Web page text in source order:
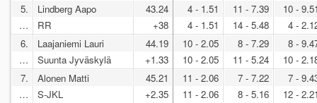
5.
…
Lindberg Aapo
RR
43.24
+38
4 - 1.51
4 - 1.51
11 - 7.39
14 - 5.48
10 -
4 -
6.
…
Laajaniemi Lauri
Suunta Jyväskylä
44.19
+1.33
10 - 2.05
10 - 2.05
8 - 7.29
11 - 5.24
8 -
10 -
7.
…
Alonen Matti
S-JKL
45.21
+2.35
11 - 2.06
11 - 2.06
7 - 7.22
8 - 5.16
7 -
12 -